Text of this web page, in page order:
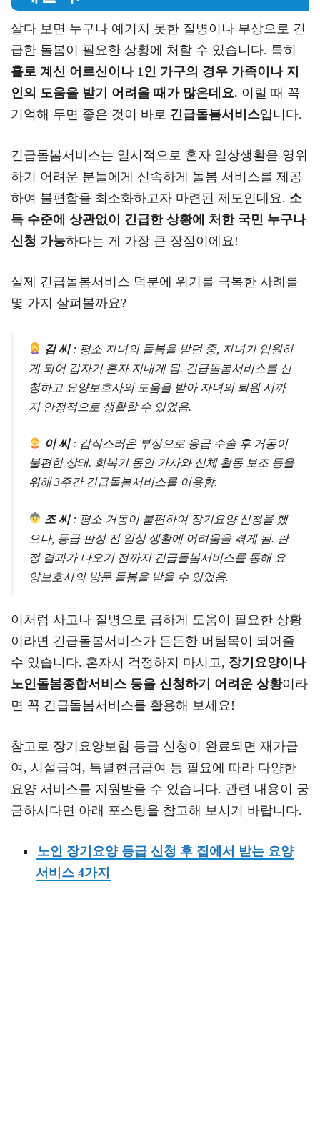
살다 보면 누구나 예기치 못한 질병이나 부상으로 긴
급한 돌봄이 필요한 상황에 처할 수 있습니다. 특히
홀로 계신 어르신이나 1인 가구의 경우 가족이나 지
인의 도움을 받기 어려울 때가 많은데요. 이럴 때 꼭
기억해 두면 좋은 것이 바로 긴급돌봄서비스입니다.
긴급돌봄서비스는 일시적으로 혼자 일상생활을 영위
하기 어려운 분들에게 신속하게 돌봄 서비스를 제공
하여 불편함을 최소화하고자 마련된 제도인데요. 소
득 수준에 상관없이 긴급한 상황에 처한 국민 누구나
신청 가능하다는 게 가장 큰 장점이에요!
실제 긴급돌봄서비스 덕분에 위기를 극복한 사례를
몇 가지 살펴볼까요?
김 씨: 평소 자녀의 돌봄을 받던 중, 자녀가 입원하
게 되어 갑자기 혼자 지내게 됨. 긴급돌봄서비스를 신
청하고 요양보호사의 도움을 받아 자녀의 퇴원 시까
지 안정적으로 생활할 수 있었음.
이 씨 : 갑작스러운 부상으로 응급 수술 후 거동이
불편한 상태. 회복기 동안 가사와 신체 활동 보조 등을
위해 3주간 긴급돌봄서비스를 이용함.
조 씨 : 평소 거동이 불편하여 장기요양 신청을 했
으나, 등급 판정 전 일상 생활에 어려움을 겪게 됨. 판
정 결과가 나오기 전까지 긴급돌봄서비스를 통해 요
양보호사의 방문 돌봄을 받을 수 있었음.
이처럼 사고나 질병으로 급하게 도움이 필요한 상황
이라면 긴급돌봄서비스가 든든한 버팀목이 되어줄
수 있습니다. 혼자서 걱정하지 마시고, 장기요양이나
노인돌봄종합서비스 등을 신청하기 어려운 상황이라
면 꼭 긴급돌봄서비스를 활용해 보세요!
참고로 장기요양보험 등급 신청이 완료되면 재가급
여, 시설급여, 특별현금급여 등 필요에 따라 다양한
요양 서비스를 지원받을 수 있습니다. 관련 내용이 궁
금하시다면 아래 포스팅을 참고해 보시기 바랍니다.
노인 장기요양 등급 신청 후 집에서 받는 요양
서비스 4가지